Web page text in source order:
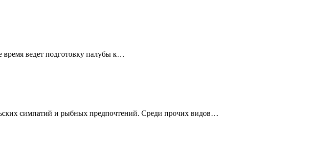
время ведет подготовку палубы к…
симпатий и рыбных предпочтений. Среди прочих видов…